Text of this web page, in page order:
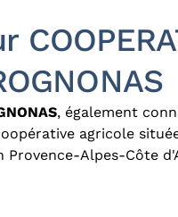
, également
agricole
Provence-Alpes-Côte